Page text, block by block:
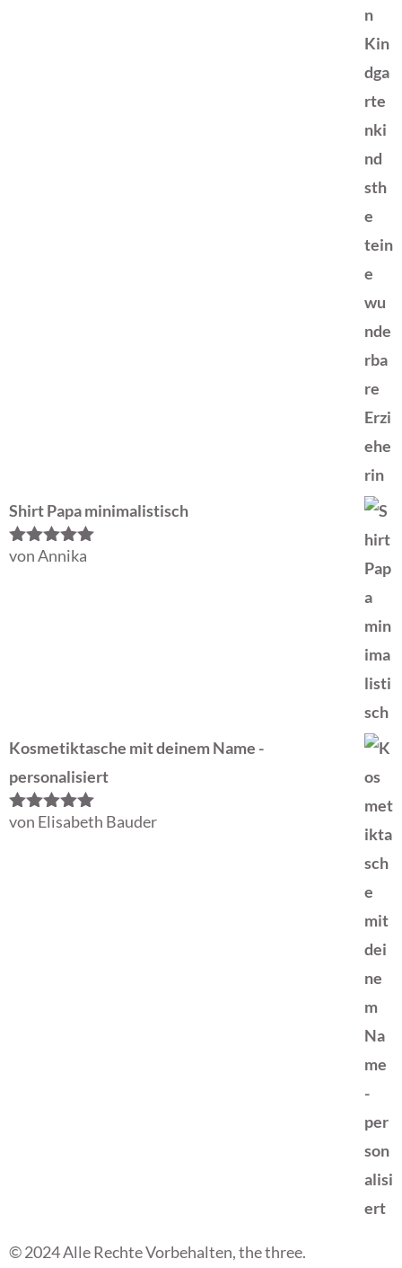
Shirt Papa minimalistisch
Bewertet
von Annika
Kosmetiktasche mit deinem Name -
personalisiert
Bewertet
von Elisabeth Bauder
© 2024 Alle Rechte Vorbehalten, the three.